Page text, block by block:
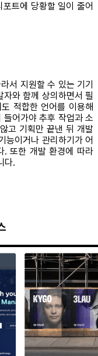
트에 당황할 일이 줄어
서 지원할 수 있는 기기
와 함께 상의하면서 필
적합한 언어를 이용해
어가야 추후 작업과 소
고 기획만 끝낸 뒤 개발
능이거나 관리하기가 어
. 또한 개발 환경에 따라
다.